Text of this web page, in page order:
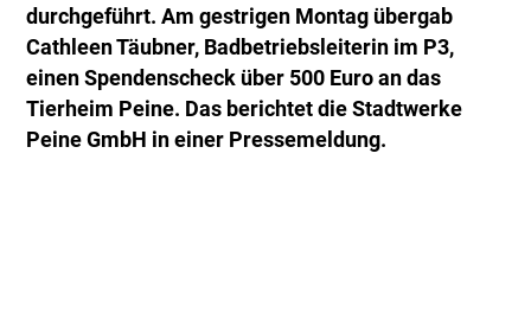
durchgeführt. Am gestrigen Montag übergab
Cathleen Täubner, Badbetriebsleiterin im P3,
einen Spendenscheck über 500 Euro an das
Tierheim Peine. Das berichtet die Stadtwerke
Peine GmbH in einer Pressemeldung.